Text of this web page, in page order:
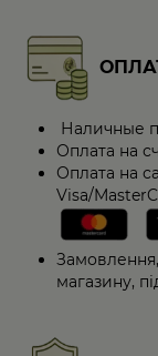
Наличные
Оплата на
Оплата на
Visa/
магазину,